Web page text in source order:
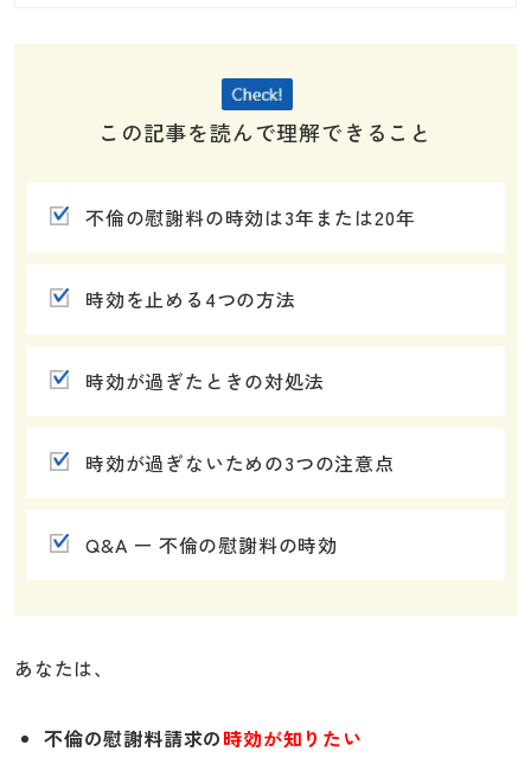
この記事を読んで理解できること
不倫の慰謝料の時効は3年または20年
時効を止める4つの方法
時効が過ぎたときの対処法
時効が過ぎないための3つの注意点
Q&A ー 不倫の慰謝料の時効
あなたは、
不倫の慰謝料請求の時効が知りたい